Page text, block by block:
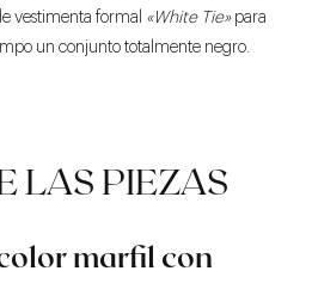
vestimenta formal «White Tie»para
un conjunto totalmente negro.
LAS PIEZAS
marfil con